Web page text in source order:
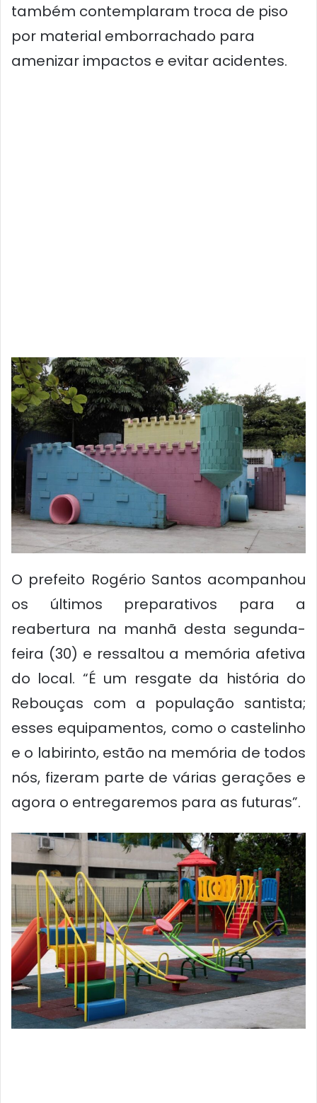
também contemplaram troca de piso
por material emborrachado para
amenizar impactos e evitar acidentes.
O prefeito Rogério Santos acompanhou
os últimos preparativos para a
reabertura na manhã desta segunda-
feira (30) e ressaltou a memória afetiva
do local. “É um resgate da história do
Rebouças com a população santista;
esses equipamentos, como o castelinho
e o labirinto, estão na memória de todos
nós, fizeram parte de várias gerações e
agora o entregaremos para as futuras”.